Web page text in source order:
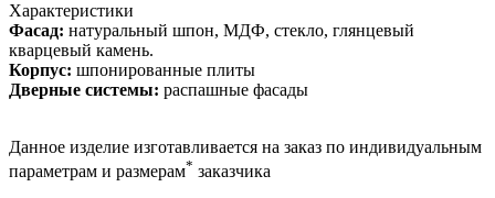
Характеристики
Фасад: натуральный шпон, МДФ, стекло, глянцевый
кварцевый камень.
Корпус: шпонированные плиты
Дверные системы: распашные фасады
Данное изделие изготавливается на заказ по индивидуальным
параметрам и размерам* заказчика